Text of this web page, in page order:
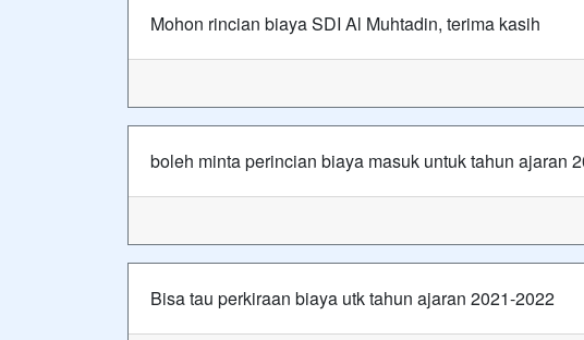
Mohon rincian biaya SDI Al Muhtadin, terima kasih
boleh minta perincian biaya masuk untuk tahun ajaran
Bisa tau perkiraan biaya utk tahun ajaran 2021-2022